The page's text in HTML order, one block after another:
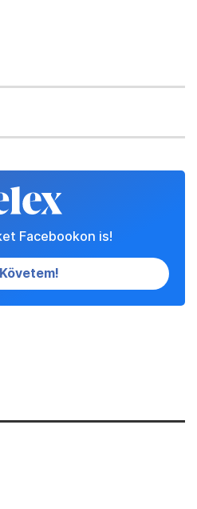
Facebookon is!
Követem!